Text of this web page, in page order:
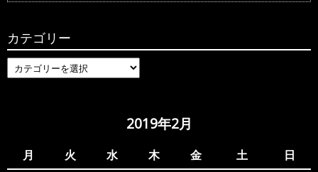
カテゴリー
カ
テ
2019年2月
月 火 水 木 金 土 日